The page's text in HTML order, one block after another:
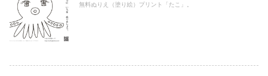
無料ぬりえ（塗り絵）プリント「たこ」。